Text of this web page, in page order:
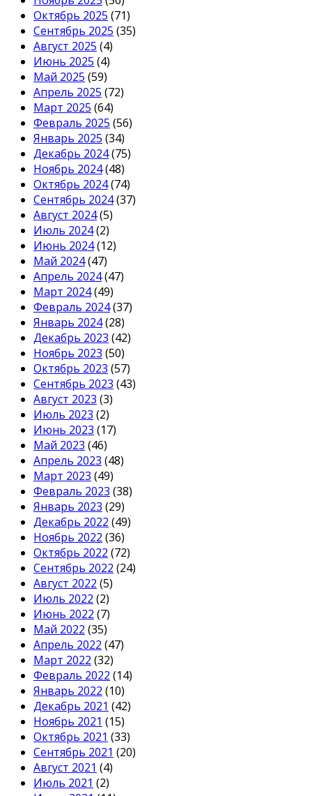
Октябрь 2025 (71)
Сентябрь 2025 (35)
Август 2025 (4)
Июнь 2025 (4)
Май 2025 (59)
Апрель 2025 (72)
Март 2025 (64)
Февраль 2025 (56)
Январь 2025 (34)
Декабрь 2024(75)
Ноябрь 2024(48)
Октябрь 2024(74)
Сентябрь 2024(37)
Август 2024(5)
Июль 2024(2)
Июнь 2024(12)
Май 2024(47)
Апрель 2024(47)
Март 2024(49)
Февраль 2024(37)
Январь 2024(28)
Декабрь 2023 (42)
Ноябрь 2023 (50)
Октябрь 2023 (57)
Сентябрь 2023 (43)
Август 2023 (3)
Июль 2023 (2)
Июнь 2023 (17)
Май 2023 (46)
Апрель 2023 (48)
Март 2023 (49)
Февраль 2023 (38)
Январь 2023 (29)
Декабрь 2022 (49)
Ноябрь 2022 (36)
Октябрь 2022 (72)
Сентябрь 2022 (24)
Август 2022 (5)
Июль 2022 (2)
Июнь 2022 (7)
Май 2022 (35)
Апрель 2022 (47)
Март 2022 (32)
Февраль 2022 (14)
Январь 2022 (10)
Декабрь 2021 (42)
Ноябрь 2021 (15)
Октябрь 2021 (33)
Сентябрь 2021 (20)
Август 2021 (4)
Июль 2021 (2)